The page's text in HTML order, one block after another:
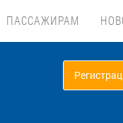
ПАССАЖИРАМ